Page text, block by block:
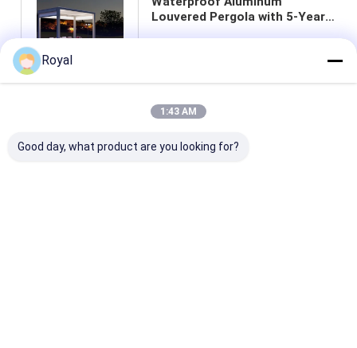
Louvered Pergola with 5-Year
สนุกสนาน
Royal
1:43 AM
Good day, what product are you looking for?